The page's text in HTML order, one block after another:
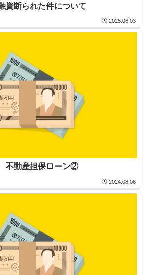
資断られた件について
2025.06.03
不動産担保ローン②
2024.08.06